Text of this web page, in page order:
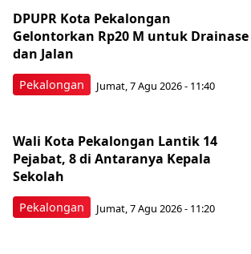
Pekalongan
DPUPR Kota Pekalongan
Gelontorkan Rp20 M untuk Drainase
dan Jalan
Jumat, 7 Agu 2026 - 11:40
Pekalongan
Wali Kota Pekalongan Lantik 14
Pejabat, 8 di Antaranya Kepala
Sekolah
Jumat, 7 Agu 2026 - 11:20